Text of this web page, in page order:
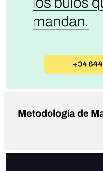
Metodología de